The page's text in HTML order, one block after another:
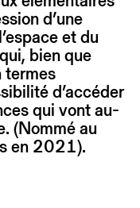
d’une
et du
bien que
termes
d’accéder
qui vont au-
(Nommé au
en 2021).